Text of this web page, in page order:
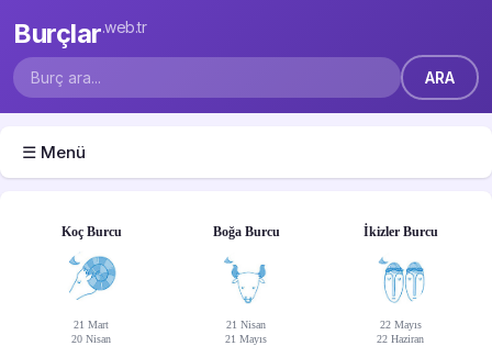
Burçlar.web.tr
☰ Menü
Koç Burcu
21 Mart
20 Nisan
Boğa Burcu
21 Nisan
21 Mayıs
İkizler Burcu
22 Mayıs
22 Haziran